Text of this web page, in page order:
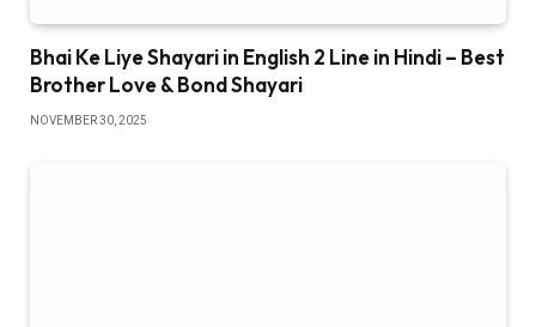
Bhai Ke Liye Shayari in English 2 Line in Hindi – Best
Brother Love & Bond Shayari
NOVEMBER 30, 2025